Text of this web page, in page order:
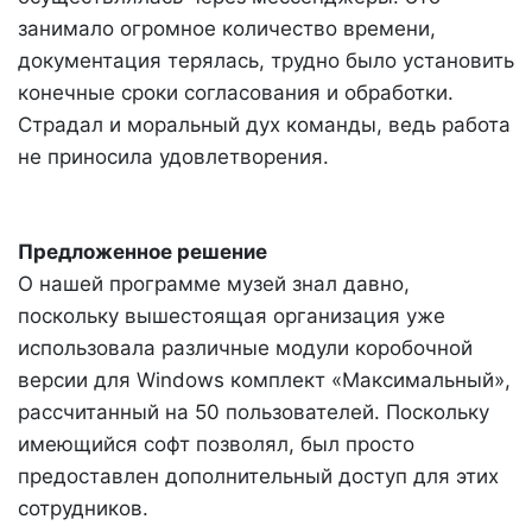
занимало огромное количество времени,
документация терялась, трудно было установить
конечные сроки согласования и обработки.
Страдал и моральный дух команды, ведь работа
не приносила удовлетворения.
Предложенное решение
О нашей программе музей знал давно,
поскольку вышестоящая организация уже
использовала различные модули коробочной
версии для Windows комплект «Максимальный»,
рассчитанный на 50 пользователей. Поскольку
имеющийся софт позволял, был просто
предоставлен дополнительный доступ для этих
сотрудников.